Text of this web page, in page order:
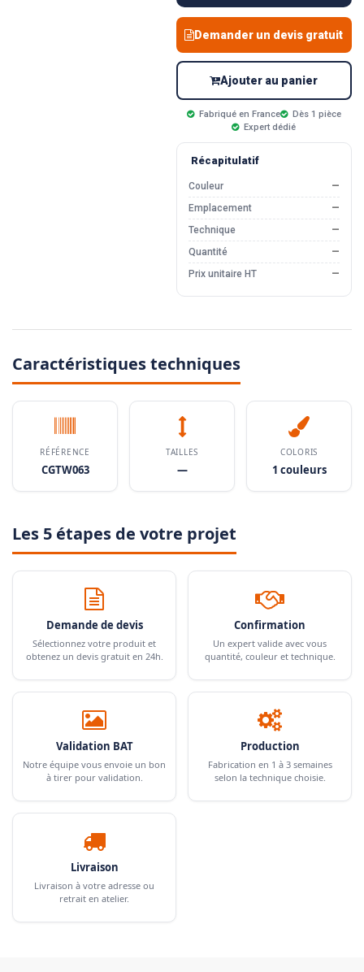
Demander un devis gratuit
Ajouter au panier
Fabriqué en France
Dès 1 pièce
Expert dédié
Récapitulatif
Couleur
—
Emplacement
—
Technique
—
Quantité
—
Prix unitaire HT
—
Caractéristiques techniques
RÉFÉRENCE
CGTW063
TAILLES
—
COLORIS
1 couleurs
Les 5 étapes de votre projet
Demande de devis
Sélectionnez votre produit et
obtenez un devis gratuit en 24h.
Confirmation
Un expert valide avec vous
quantité, couleur et technique.
Validation BAT
Notre équipe vous envoie un bon
à tirer pour validation.
Production
Fabrication en 1 à 3 semaines
selon la technique choisie.
Livraison
Livraison à votre adresse ou
retrait en atelier.